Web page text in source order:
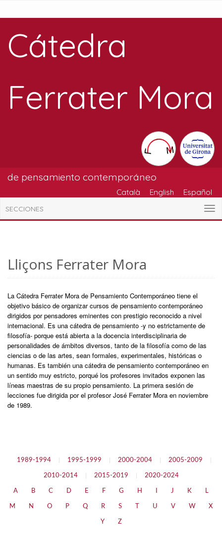
Cátedra
Ferrater Mora
de pensamiento contemporáneo
Català English Español
SECCIONES
Lliçons Ferrater Mora
La Cátedra Ferrater Mora de Pensamiento Contemporáneo tiene el
objetivo básico de organizar cursos de pensamiento contemporáneo
dirigidos por pensadores eminentes con prestigio reconocido a nivel
internacional. Es una cátedra de pensamiento -y no estrictamente de
filosofía- porque está abierta a la docencia interdisciplinaria de
personalidades de ámbitos diversos, tanto de la filosofía como de las
ciencias o de las artes, sean formales, experimentales, históricas o
humanas. Es también una cátedra de pensamiento contemporáneo en
un sentido muy estricto, porqué los profesores invitados exponen las
líneas maestras de su propio pensamiento. La primera sesión de
lecciones fue dirigida por el profesor José Ferrater Mora en noviembre
de 1989.
1989-1994 1995-1999 2000-2004 2005-2009
2010-2014 2015-2019 2020-2024
A B C D E F G H J K L
M N O P Q R S U V W X
Y Z